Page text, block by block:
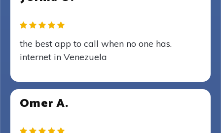
the best app to call when no one has.
internet in Venezuela
Omer A.